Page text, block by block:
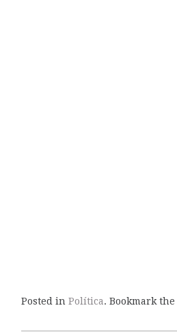
Posted in Política. Bookmark the